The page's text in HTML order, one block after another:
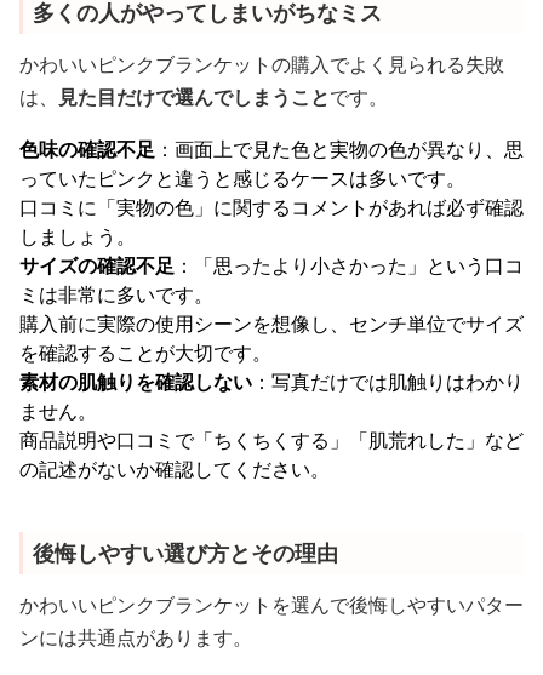
多くの人がやってしまいがちなミス
かわいいピンクブランケットの購入でよく見られる失敗
は、
見た目だけで選んでしまうことです。
色味の確認不足 ：画面上で見た色と実物の色が異なり、思
っていたピンクと違うと感じるケースは多いです。
口コミに「実物の色」に関するコメントがあれば必ず確認
しましょう。
サイズの確認不足 ：「思ったより小さかった」という口コ
ミは非常に多いです。
購入前に実際の使用シーンを想像し、センチ単位でサイズ
を確認することが大切です。
素材の肌触りを確認しない ：写真だけでは肌触りはわかり
ません。
商品説明や口コミで「ちくちくする」「肌荒れした」など
の記述がないか確認してください。
後悔しやすい選び方とその理由
かわいいピンクブランケットを選んで後悔しやすいパター
ンには共通点があります。